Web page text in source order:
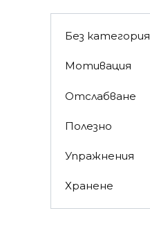
Без категория
Мотивация
Отслабване
Полезно
Упражнения
Хранене